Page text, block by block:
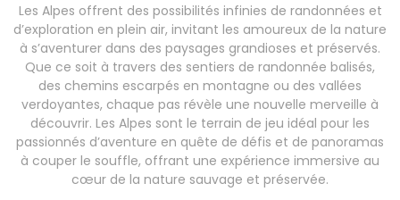
Les Alpes offrent des possibilités infinies de randonnées et
d’exploration en plein air, invitant les amoureux de la nature
à s’aventurer dans des paysages grandioses et préservés.
Que ce soit à travers des sentiers de randonnée balisés,
des chemins escarpés en montagne ou des vallées
verdoyantes, chaque pas révèle une nouvelle merveille à
découvrir. Les Alpes sont le terrain de jeu idéal pour les
passionnés d’aventure en quête de défis et de panoramas
à couper le souffle, offrant une expérience immersive au
cœur de la nature sauvage et préservée.